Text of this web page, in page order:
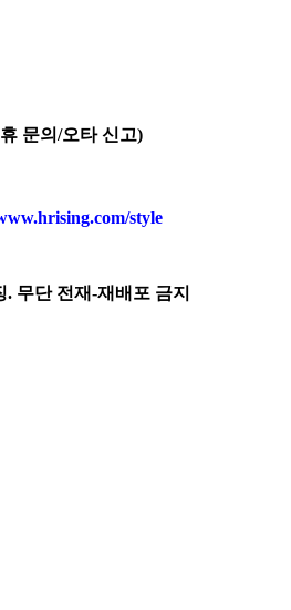
문의/오타 신고)
style
무단 전재-재배포 금지